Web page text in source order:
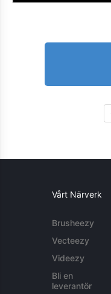
Vårt Närverk
Brusheezy
Vecteezy
Videezy
Bli en
leverantör